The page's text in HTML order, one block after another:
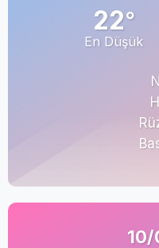
22°
En Düşük